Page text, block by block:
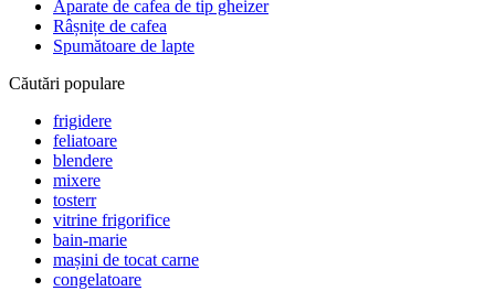
Aparate de cafea de tip gheizer
Râșnițe de cafea
Spumătoare de lapte
Căutări populare
frigidere
feliatoare
blendere
mixere
tosterr
vitrine frigorifice
bain-marie
mașini de tocat carne
congelatoare